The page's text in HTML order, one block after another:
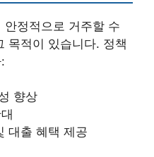
정적으로 거주할 수
목적이 있습니다. 정책
향상
대출 혜택 제공